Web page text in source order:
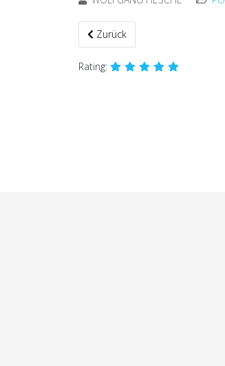
Vorheriger Beitrag: Wieder
Zurück
Rating: